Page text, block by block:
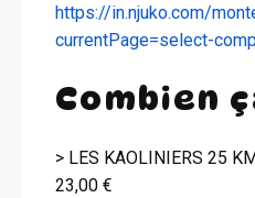
https://in.njuko.com/
currentPage=select-
Combien
> LES KAOLINIERS 25 KM
23,00 €